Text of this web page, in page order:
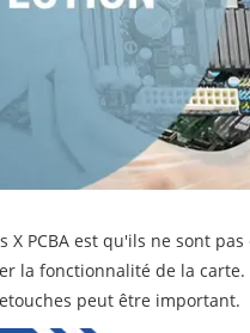
X PCBA est qu'ils ne sont
la fonctionnalité de la
peut être important.